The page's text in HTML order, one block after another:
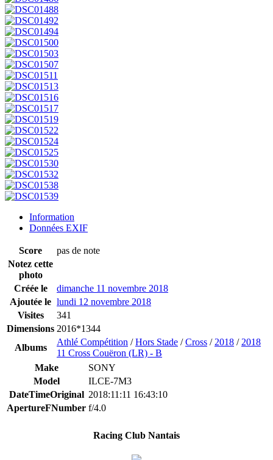
Information
Données EXIF
Score
pas de note
Notez cette
photo
Créée le
dimanche 11 novembre 2018
Ajoutée le lundi 12 novembre 2018
Visites
341
Dimensions 2016*1344
Albums
Athlé Compétition /Hors Stade /Cross / 2018 / 2018
11 Cross Couëron (LR) - B
Make
SONY
Model
ILCE-7M3
DateTimeOriginal 2018:11:11 16:43:10
ApertureFNumber f/4.0
Racing Club Nantais